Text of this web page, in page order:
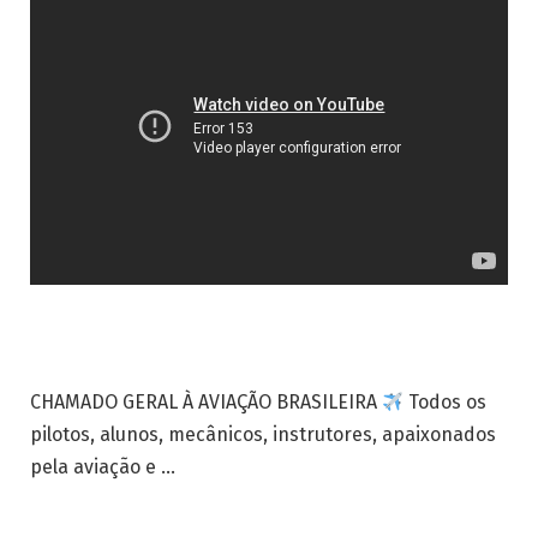
CHAMADO GERAL À AVIAÇÃO BRASILEIRA
Todos os
pilotos, alunos, mecânicos, instrutores, apaixonados
pela aviação e …